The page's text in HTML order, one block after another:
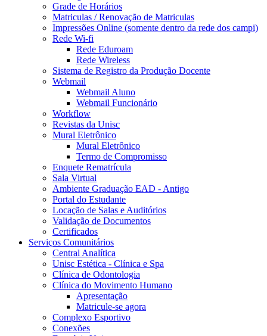
Grade de Horários
Matriculas / Renovação de Matriculas
Impressões Online (somente dentro da rede dos campi)
Rede Wi-fi
Rede Eduroam
Rede Wireless
Sistema de Registro da Produção Docente
Webmail
Webmail Aluno
Webmail Funcionário
Workflow
Revistas da Unisc
Mural Eletrônico
Mural Eletrônico
Termo de Compromisso
Enquete Rematrícula
Sala Virtual
Ambiente Graduação EAD - Antigo
Portal do Estudante
Locação de Salas e Auditórios
Validação de Documentos
Certificados
Serviços Comunitários
Central Analítica
Unisc Estética - Clínica e Spa
Clínica de Odontologia
Clínica do Movimento Humano
Apresentação
Matricule-se agora
Complexo Esportivo
Conexões